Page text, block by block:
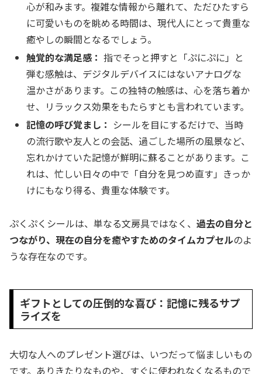
心が和みます。複雑な情報から離れて、ただひたすら
に可愛いものを眺める時間は、現代人にとって貴重な
癒やしの瞬間となるでしょう。
触覚的な満足感： 指でそっと押すと「ぷにぷに」と
弾む感触は、デジタルデバイスにはないアナログな
温かさがあります。この独特の触感は、心を落ち着か
せ、リラックス効果をもたらすとも言われています。
記憶の呼び覚まし： シールを目にするだけで、当時
の流行歌や友人との会話、過ごした場所の風景など、
忘れかけていた記憶が鮮明に蘇ることがあります。こ
れは、忙しい日々の中で「自分を見つめ直す」きっか
けにもなり得る、貴重な体験です。
ぷくぷくシールは、単なる文房具ではなく、 過去の自分と
つながり、現在の自分を癒やすためのタイムカプセルのよ
うな存在なのです。
ギフトとしての圧倒的な喜び：記憶に残るサプ
ライズを
大切な人へのプレゼント選びは、いつだって悩ましいもの
です。ありきたりなものや、すぐに使われなくなるもので